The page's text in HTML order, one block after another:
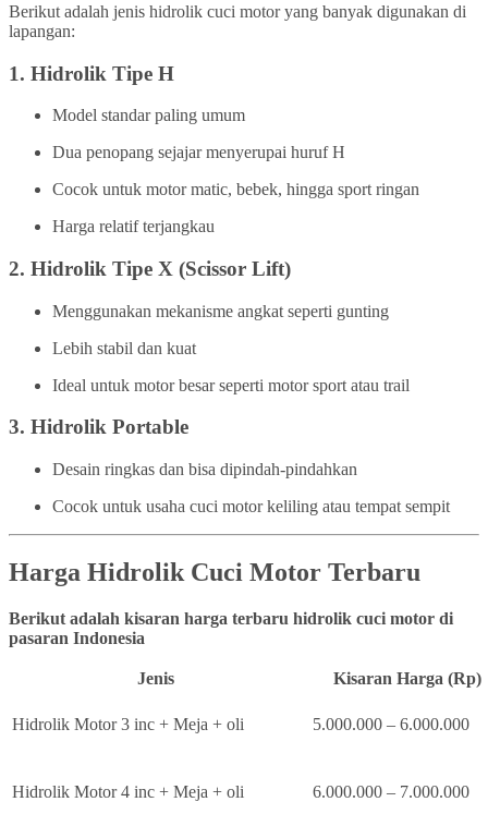
Berikut adalah jenis hidrolik cuci motor yang banyak digunakan di
lapangan:
1. Hidrolik Tipe H
Model standar paling umum
Dua penopang sejajar menyerupai huruf H
Cocok untuk motor matic, bebek, hingga sport ringan
Harga relatif terjangkau
2. Hidrolik Tipe X (Scissor Lift)
Menggunakan mekanisme angkat seperti gunting
Lebih stabil dan kuat
Ideal untuk motor besar seperti motor sport atau trail
3. Hidrolik Portable
Desain ringkas dan bisa dipindah-pindahkan
Cocok untuk usaha cuci motor keliling atau tempat sempit
Harga Hidrolik Cuci Motor Terbaru
Berikut adalah kisaran harga terbaru hidrolik cuci motor di
pasaran Indonesia
Jenis Kisaran Harga (Rp)
Hidrolik Motor 3 inc + Meja + oli 5.000.000 – 6.000.000
Hidrolik Motor 4 inc + Meja + oli 6.000.000 – 7.000.000